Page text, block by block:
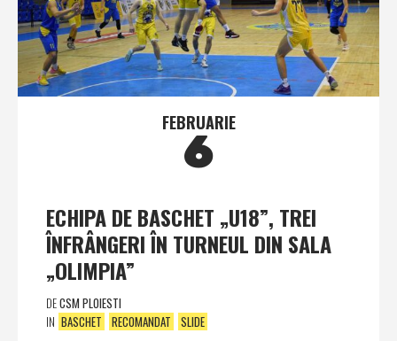
FEBRUARIE
6
ECHIPA DE BASCHET „U18”, TREI
ÎNFRÂNGERI ÎN TURNEUL DIN SALA
„OLIMPIA”
DECSM PLOIESTI
IN BASCHET RECOMANDAT SLIDE